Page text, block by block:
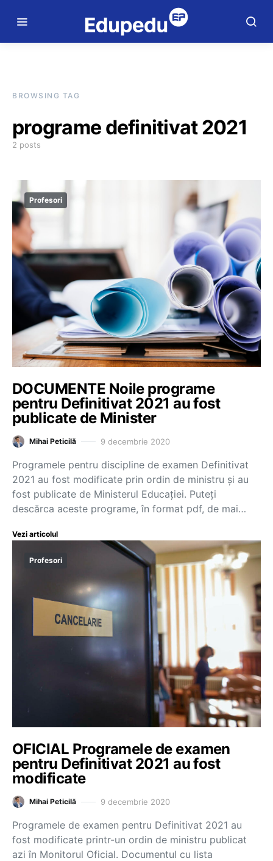
BROWSING TAG
programe definitivat 2021
2 posts
Profesori
DOCUMENTE Noile programe
pentru Definitivat 2021 au fost
publicate de Minister
Mihai Peticilă 9 decembrie 2020
Programele pentru discipline de examen Definitivat
2021 au fost modificate prin ordin de ministru și au
fost publicate de Ministerul Educației. Puteți
descărca aceste programe, în format pdf, de mai…
Vezi articolul
Profesori
OFICIAL Programele de examen
pentru Definitivat 2021 au fost
modificate
Mihai Peticilă 9 decembrie 2020
Programele de examen pentru Definitivat 2021 au
fost modificate printr-un ordin de ministru publicat
azi în Monitorul Oficial. Documentul cu lista